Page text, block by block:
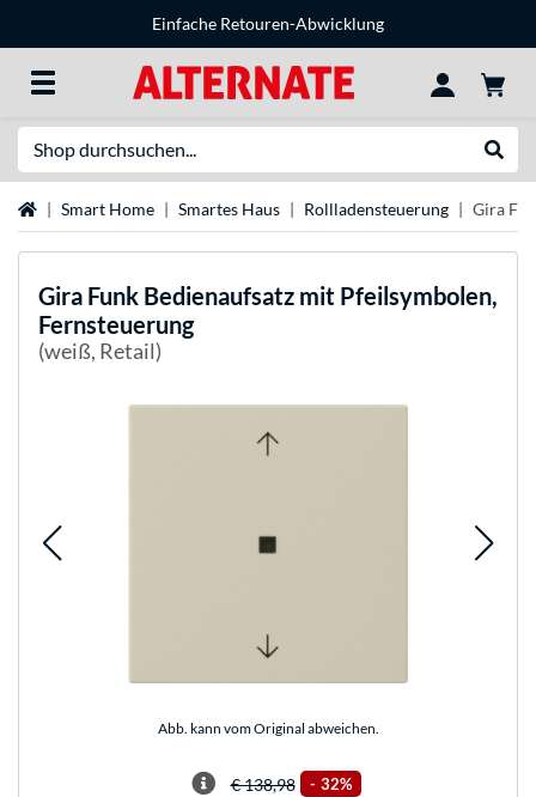
Einfache Retouren-Abwicklung
StartseiteSmart Home Smartes Haus Rollladensteuerung Gira
Gira Funk Bedienaufsatz mit Pfeilsymbolen,
Fernsteuerung
(weiß, Retail)
Abb. kann vom Original abweichen.
€ 138,98 - 32%